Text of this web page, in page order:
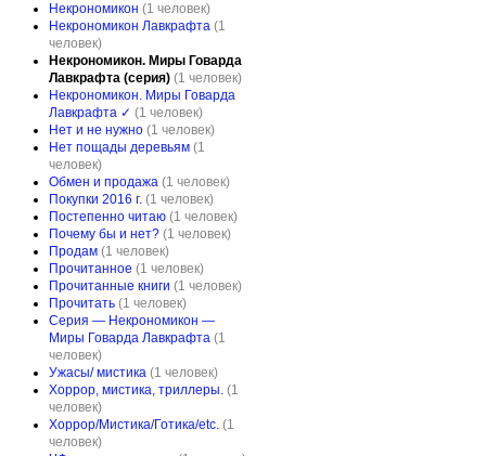
Некрономикон (1 человек)
Некрономикон Лавкрафта (1
человек)
Некрономикон. Миры Говарда
Лавкрафта (серия) (1 человек)
Некрономикон. Миры Говарда
Лавкрафта ✓ (1 человек)
Нет и не нужно (1 человек)
Нет пощады деревьям (1
человек)
Обмен и продажа (1 человек)
Покупки 2016 г. (1 человек)
Постепенно читаю (1 человек)
Почему бы и нет? (1 человек)
Продам (1 человек)
Прочитанное (1 человек)
Прочитанные книги (1 человек)
Прочитать (1 человек)
Серия — Некрономикон —
Миры Говарда Лавкрафта (1
человек)
Ужасы/ мистика (1 человек)
Хоррор, мистика, триллеры. (1
человек)
Хоррор/Мистика/Готика/etc. (1
человек)